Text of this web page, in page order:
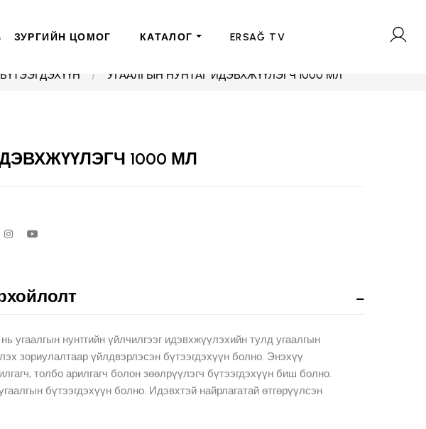
ЗУРГИЙН ЦОМОГ КАТАЛОГ ERSAĞ TV
УГААЛГЫН НУНТАГ ИДЭВХЖҮҮЛЭГЧ 1000 МЛ
1000 МЛ
угаалгын нунтгийн үйлчилгээг идэвхжүүлэхийн тулд угаалгын
зориулалтаар үйлдвэрлэсэн бүтээгдэхүүн болно. Энэхүү
толбо арилгагч болон зөөлрүүлэгч бүтээгдэхүүн биш болно.
бүтээгдэхүүн болно. Идэвхтэй найрлагатай өтгөрүүлсэн